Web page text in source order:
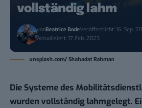
vollständig lahm
vonBeatrice BodeVeröffentlicht: 16. Sep.
Aktualisiert: 17. Feb. 2025
unsplash.com/ Shahadat Rahman
Die Systeme des
wurden vollständig lahmgelegt.